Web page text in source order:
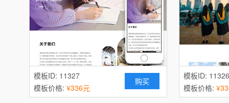
礼品、工艺品 (24) 眼镜 (22)
IT科技、软件 (81) 珠宝、首饰 (
办公用品 (29)
安防、监控器材 (72 鞋帽 ( 22)
钟表 (30) 婚礼、婚庆 (39)
模板ID: 11327
模板价格: ¥336元
购买
模板ID: 11326
模板价格: